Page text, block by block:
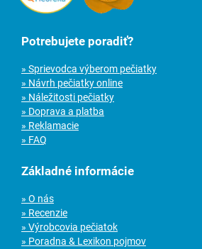
Potrebujete poradiť?
» Sprievodca výberom pečiatky
» Návrh pečiatky online
» Náležitosti pečiatky
» Doprava a platba
» Reklamacie
» FAQ
Základné informácie
» O nás
» Recenzie
» Výrobcovia pečiatok
» Poradna & Lexikon pojmov